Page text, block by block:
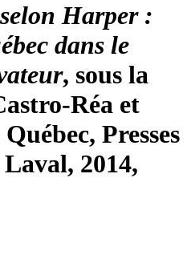
Harper :
dans le
, sous la
Réa et
Presses
2014,